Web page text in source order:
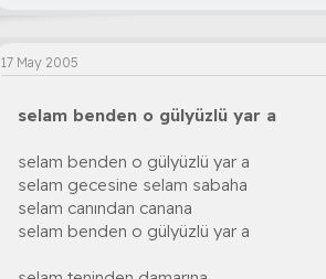
17 May 2005
selam benden o gülyüzlü yar a
selam benden o gülyüzlü yar a
selam gecesine selam sabaha
selam canından canana
selam benden o gülyüzlü yar a